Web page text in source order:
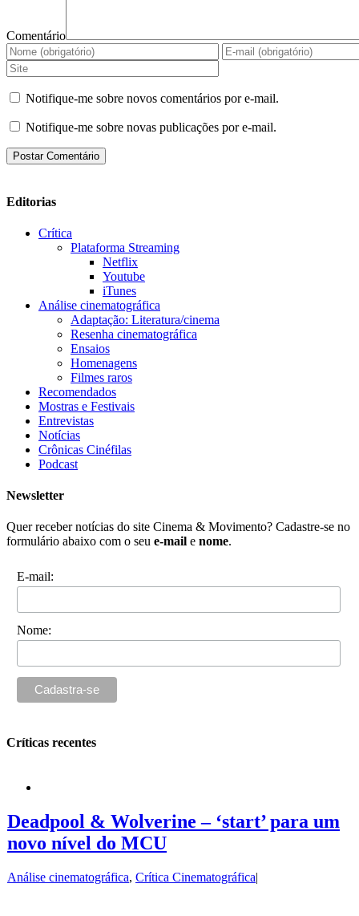
Comentário
Notifique-me sobre novos comentários por e-mail.
Notifique-me sobre novas publicações por e-mail.
Editorias
Crítica
Plataforma Streaming
Netflix
Youtube
iTunes
Análise cinematográfica
Adaptação: Literatura/cinema
Resenha cinematográfica
Ensaios
Homenagens
Filmes raros
Recomendados
Mostras e Festivais
Entrevistas
Notícias
Crônicas Cinéfilas
Podcast
Newsletter
Quer receber notícias do site Cinema & Movimento? Cadastre-se no
formulário abaixo com o seu e-mail e nome.
E-mail:
Nome:
Críticas recentes
Deadpool & Wolverine – ‘start’ para um
novo nível do MCU
Análise cinematográfica, Crítica Cinematográfica|